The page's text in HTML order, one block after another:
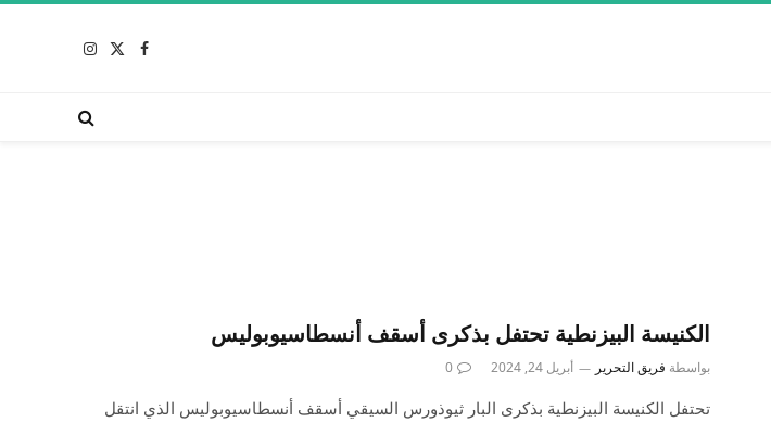
فيسبوك
X
الانستغرام
الكنيسة البيزنطية تحتفل بذكرى أسقف أنسطاسيوبوليس
بواسطة فريق التحرير أبريل 24, 2024 0
تحتفل الكنيسة البيزنطية بذكرى البار ثيوذورس السيقي أسقف أنسطاسيوبوليس الذي انتقل